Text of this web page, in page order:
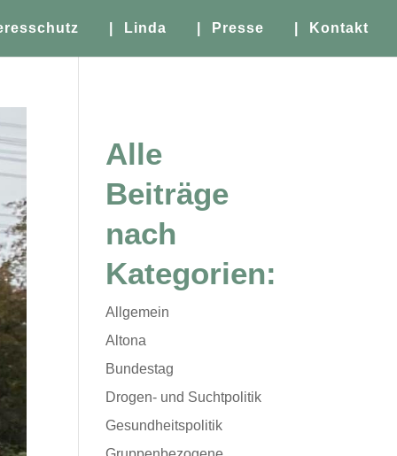
| Linda | Presse | Kontakt
Alle
Beiträge
nach
Kategorien:
Allgemein
Altona
Bundestag
Drogen- und Suchtpolitik
Gesundheitspolitik